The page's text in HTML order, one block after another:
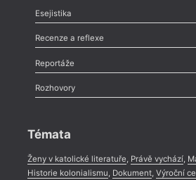
Odlesk
Nekrolog,Glosa,Sloupek,Pozvánka,
Esejistika
Esej ,Pádlo,Úvaha
Recenze a reflexe
Recenze
Méně slov o próze,Celá rubrika
Reportáže
Literární zítřky
Celá rubrika
Rozhovory
Témata
Ženy v katolické literatuře, Právě vychází,
Historie kolonialismu, Dokument, Výroční